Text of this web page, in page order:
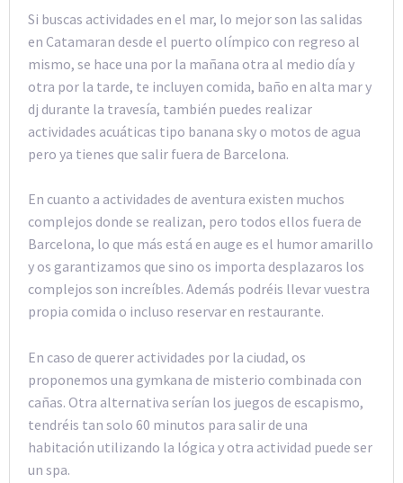
Si buscas actividades en el mar, lo mejor son las salidas
en Catamaran desde el puerto olímpico con regreso al
mismo, se hace una por la mañana otra al medio día y
otra por la tarde, te incluyen comida, baño en alta mar y
dj durante la travesía, también puedes realizar
actividades acuáticas tipo banana sky o motos de agua
pero ya tienes que salir fuera de Barcelona.
En cuanto a actividades de aventura existen muchos
complejos donde se realizan, pero todos ellos fuera de
Barcelona, lo que más está en auge es el humor amarillo
y os garantizamos que sino os importa desplazaros los
complejos son increíbles. Además podréis llevar vuestra
propia comida o incluso reservar en restaurante.
En caso de querer actividades por la ciudad, os
proponemos una gymkana de misterio combinada con
cañas. Otra alternativa serían los juegos de escapismo,
tendréis tan solo 60 minutos para salir de una
habitación utilizando la lógica y otra actividad puede ser
un spa.